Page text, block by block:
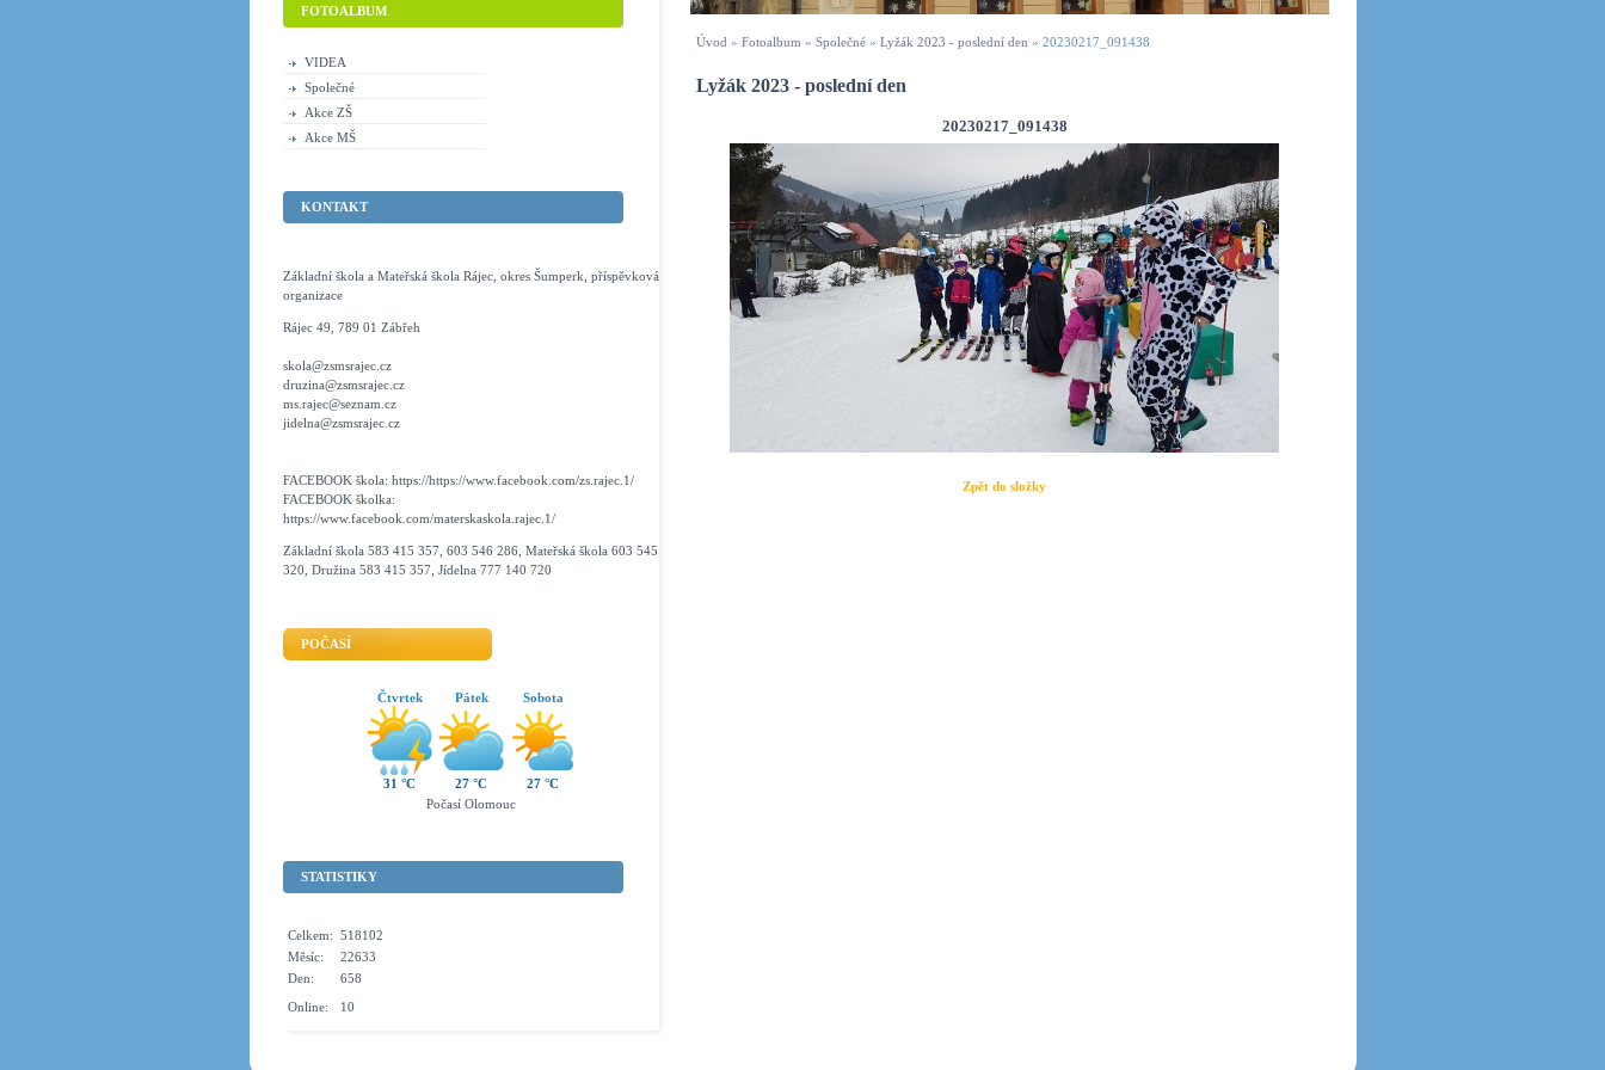
Úvod » Fotoalbum » Společné » Lyžák 2023 - poslední den » 20230217_091438
Lyžák 2023 - poslední den
20230217_091438
Zpět do složky
FOTOALBUM
VIDEA
Společné
Akce ZŠ
Akce MŠ
KONTAKT
Základní škola a Mateřská škola Rájec, okres Šumperk, příspěvková
organizace
Rájec 49, 789 01 Zábřeh
skola@zsmsrajec.cz
druzina@zsmsrajec.cz
ms.rajec@seznam.cz
jidelna@zsmsrajec.cz
FACEBOOK škola: https://https://www.facebook.com/zs.rajec.1/
FACEBOOK školka:
https://www.facebook.com/materskaskola.rajec.1/
Základní škola 583 415 357, 603 546 286, Mateřská škola 603 545
320, Družina 583 415 357, Jídelna 777 140 720
POČASÍ
Čtvrtek
31 °C
Pátek
27 °C
Sobota
27 °C
Počasí Olomouc
STATISTIKY
Online: 10
Celkem: 518102
Měsíc:
22633
Den:
658